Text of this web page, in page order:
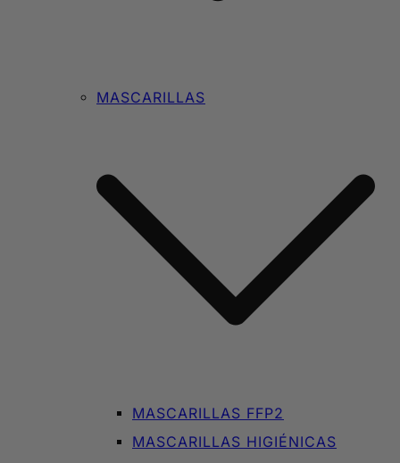
MASCARILLAS
MASCARILLAS FFP2
MASCARILLAS HIGIÉNICAS